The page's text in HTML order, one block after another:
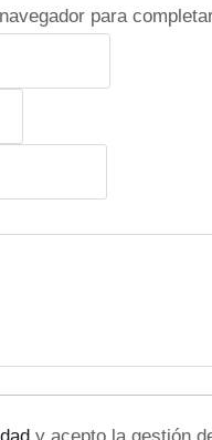
para
y acepto la gestión